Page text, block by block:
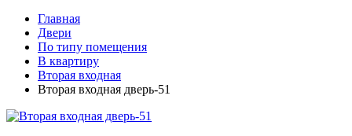
Главная
Двери
По типу помещения
В квартиру
Вторая входная
Вторая входная дверь-51